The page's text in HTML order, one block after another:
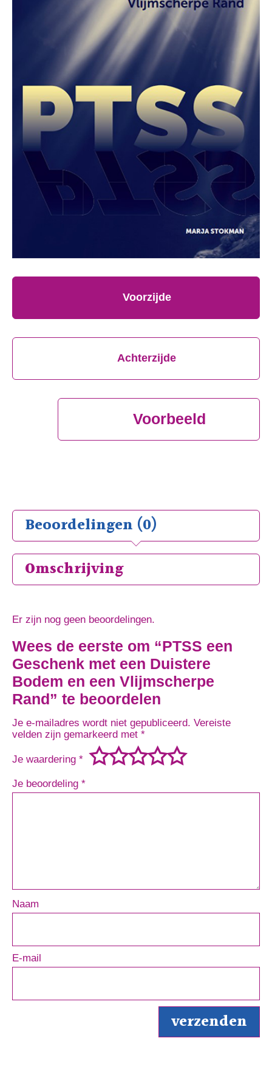
Voorzijde
Achterzijde
Voorbeeld
Beoordelingen (0)
Omschrijving
Er zijn nog geen beoordelingen.
Wees de eerste om “PTSS een
Geschenk met een Duistere
Bodem en een Vlijmscherpe
Rand” te beoordelen
Je e-mailadres wordt niet gepubliceerd. Vereiste
velden zijn gemarkeerd met *
Je waardering *
Je beoordeling *
Naam
E-mail